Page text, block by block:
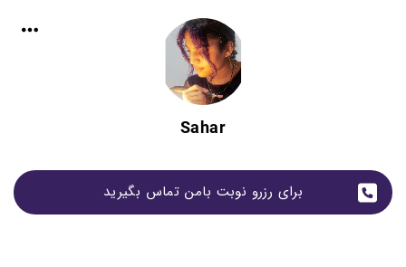
Sahar
برای رزرو نوبت بامن تماس بگیرید